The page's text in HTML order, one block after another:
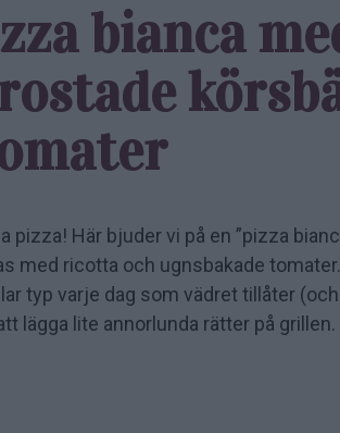
bianca
Här bjuder vi på en ”pizza
med ricotta och ugnsbakade tomater.
typ varje dag som vädret tillåter
lägga lite annorlunda rätter på grillen.